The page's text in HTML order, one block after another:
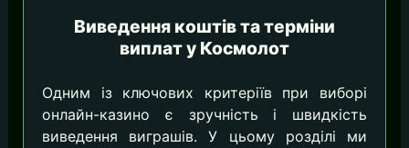
Виведення коштів та терміни
виплат у Космолот
Одним із ключових критеріїв при виборі
онлайн-казино є зручність і швидкість
виведення виграшів. У цьому розділі ми